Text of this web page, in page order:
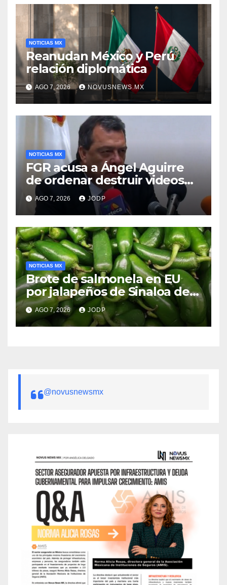
NOTICIAS MX
Reanudan México y Perú
relación diplomática
AGO 7, 2026 NOVUSNEWS.MX
NOTICIAS MX
FGR acusa a Ángel Aguirre
de ordenar destruir videos
clave del caso Ayotzinapa
AGO 7, 2026 JODP
NOTICIAS MX
Brote de salmonela en EU
por jalapeños de Sinaloa deja
345 enfermos y 36
hospitalizados
AGO 7, 2026 JODP
@novusnewsmx